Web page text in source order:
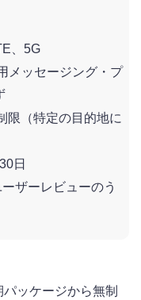
、5G
メッセージング・プ
限（特定の目的地に
日
ザーレビューのう
ッケージから無制